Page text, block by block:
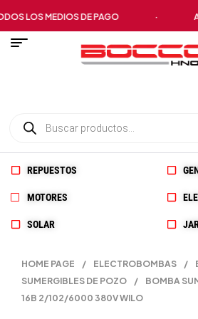
LOS MEDIOS DE PAGO
REPUESTOS
MOTORES
SOLAR
HOME PAGE / ELECTROBOMBAS /
SUMERGIBLES DE POZO
/
BOMBA
16B 2/102/6000 380V WILO